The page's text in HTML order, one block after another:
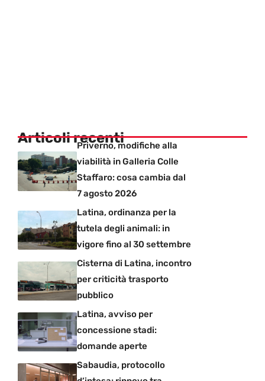
Articoli recentiPriverno, modifiche alla
viabilità in Galleria Colle
Staffaro: cosa cambia dal
7 agosto 2026
Latina, ordinanza per la
tutela degli animali: in
vigore fino al 30 settembre
Cisterna di Latina, incontro
per criticità trasporto
pubblico
Latina, avviso per
concessione stadi:
domande aperte
Sabaudia, protocollo